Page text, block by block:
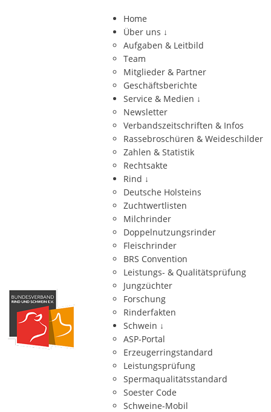
Home
Über uns ↓
Aufgaben & Leitbild
Team
Mitglieder & Partner
Geschäftsberichte
Service & Medien ↓
Newsletter
Verbandszeitschriften & Infos
Rassebroschüren & Weideschilder
Zahlen & Statistik
Rechtsakte
Rind ↓
Deutsche Holsteins
Zuchtwertlisten
Milchrinder
Doppelnutzungsrinder
Fleischrinder
BRS Convention
Leistungs- & Qualitätsprüfung
Jungzüchter
Forschung
Rinderfakten
Schwein ↓
ASP-Portal
Erzeugerringstandard
Leistungsprüfung
Spermaqualitätsstandard
Soester Code
Schweine-Mobil